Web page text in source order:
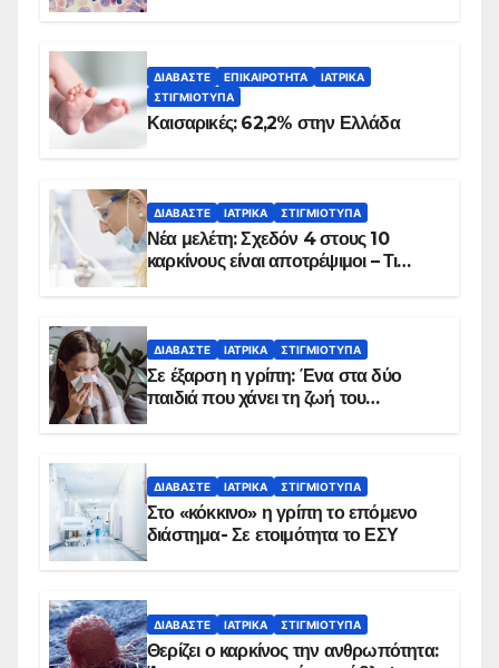
ΔΙΑΒΆΣΤΕ ΕΠΙΚΑΙΡΌΤΗΤΑ
ΙΑΤΡΙΚΆ
ΣΤΙΓΜΙΌΤΥΠΑ
Καισαρικές: 62,2% στην Ελλάδα
ΔΙΑΒΆΣΤΕ ΙΑΤΡΙΚΆ ΣΤΙΓΜΙΌΤΥΠΑ
Νέα μελέτη: Σχεδόν 4 στους 10
καρκίνους είναι αποτρέψιμοι – Τι
ΔΙΑΒΆΣΤΕ ΙΑΤΡΙΚΆ ΣΤΙΓΜΙΌΤΥΠΑ
Σε έξαρση η γρίπη: Ένα στα δύο
παιδιά που χάνει τη ζωή του
ΔΙΑΒΆΣΤΕ ΙΑΤΡΙΚΆ ΣΤΙΓΜΙΌΤΥΠΑ
Στο «κόκκινο» η γρίπη το επόμενο
διάστημα- Σε ετοιμότητα το ΕΣΥ
ΔΙΑΒΆΣΤΕ ΙΑΤΡΙΚΆ ΣΤΙΓΜΙΌΤΥΠΑ
Θερίζει ο καρκίνος την ανθρωπότητα: